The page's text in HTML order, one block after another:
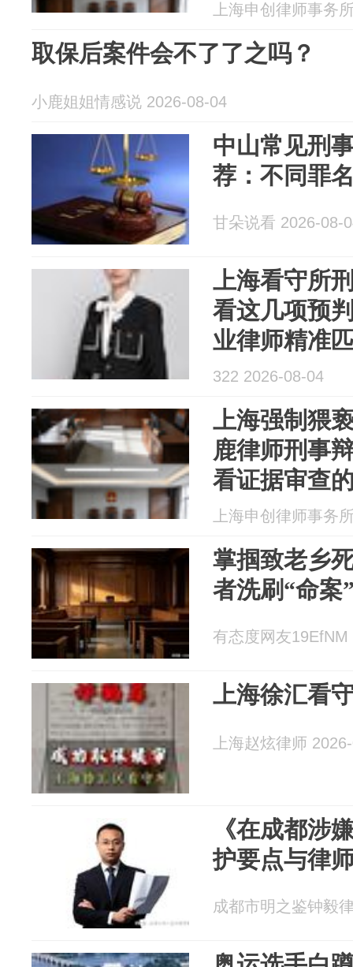
上海申创律师事务
取保后案件会不了了之吗？
小鹿姐姐情感说 2026-08-04
中山常见刑
荐：不同罪
甘朵说看 2026-08-
上海看守所
看这几项预
业律师精准
322 2026-08-04
上海强制猥
鹿律师刑事
看证据审查
上海申创律师事务
掌掴致老乡
者洗刷“命案
有态度网友
上海徐汇看
上海赵炫律师
《在成都涉
护要点与律
成都市明之鉴钟毅